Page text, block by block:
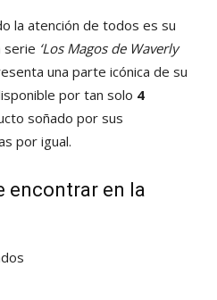
la atención de todos es su
serie ‘Los Magos de Waverly
una parte icónica de su
por tan solo 4
soñado por sus
por igual.
encontrar en la